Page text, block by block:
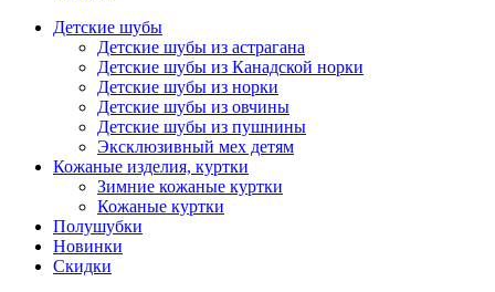
Детские шубы
Детские шубы из астрагана
Детские шубы из Канадской норки
Детские шубы из норки
Детские шубы из овчины
Детские шубы из пушнины
Эксклюзивный мех детям
Кожаные изделия, куртки
Зимние кожаные куртки
Кожаные куртки
Полушубки
Новинки
Скидки